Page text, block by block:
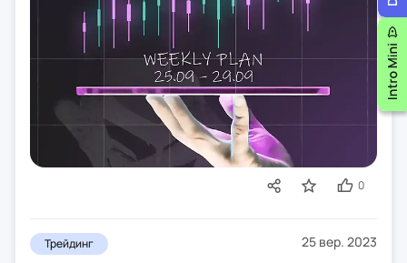
Трейдинг 25 вер. 2023
0